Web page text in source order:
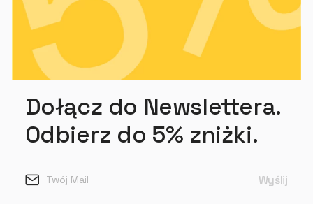
Dołącz do Newslettera.
Odbierz do 5% zniżki.